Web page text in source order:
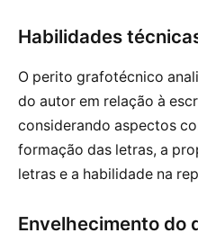
Habilidades
O perito grafotécnico
do autor em relação à
considerando aspectos
formação das letras, a
letras e a habilidade na
Envelhecimento do